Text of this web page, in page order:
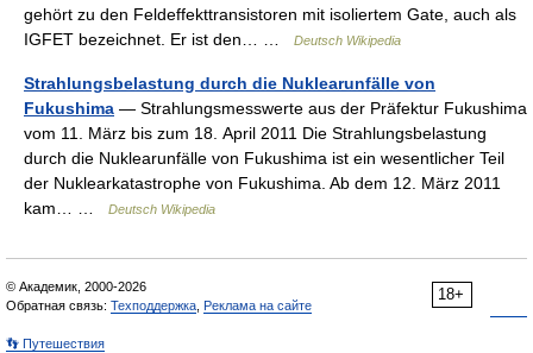
gehört zu den Feldeffekttransistoren mit isoliertem Gate, auch als
IGFET bezeichnet. Er ist den… …
Deutsch Wikipedia
Strahlungsbelastung durch die Nuklearunfälle von
Fukushima — Strahlungsmesswerte aus der Präfektur Fukushima
vom 11. März bis zum 18. April 2011 Die Strahlungsbelastung
durch die Nuklearunfälle von Fukushima ist ein wesentlicher Teil
der Nuklearkatastrophe von Fukushima. Ab dem 12. März 2011
kam… …
Deutsch Wikipedia
18+
© Академик, 2000-2026
Обратная связь: Техподдержка Реклама на сайте
👣 Путешествия